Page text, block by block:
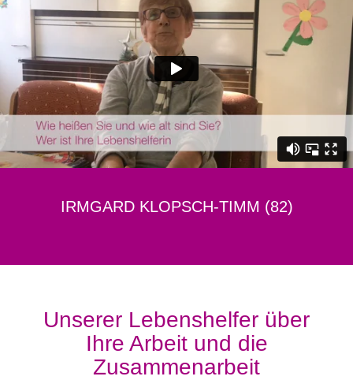
IRMGARD KLOPSCH-TIMM (82)
Unserer Lebenshelfer über
Ihre Arbeit und die
Zusammenarbeit